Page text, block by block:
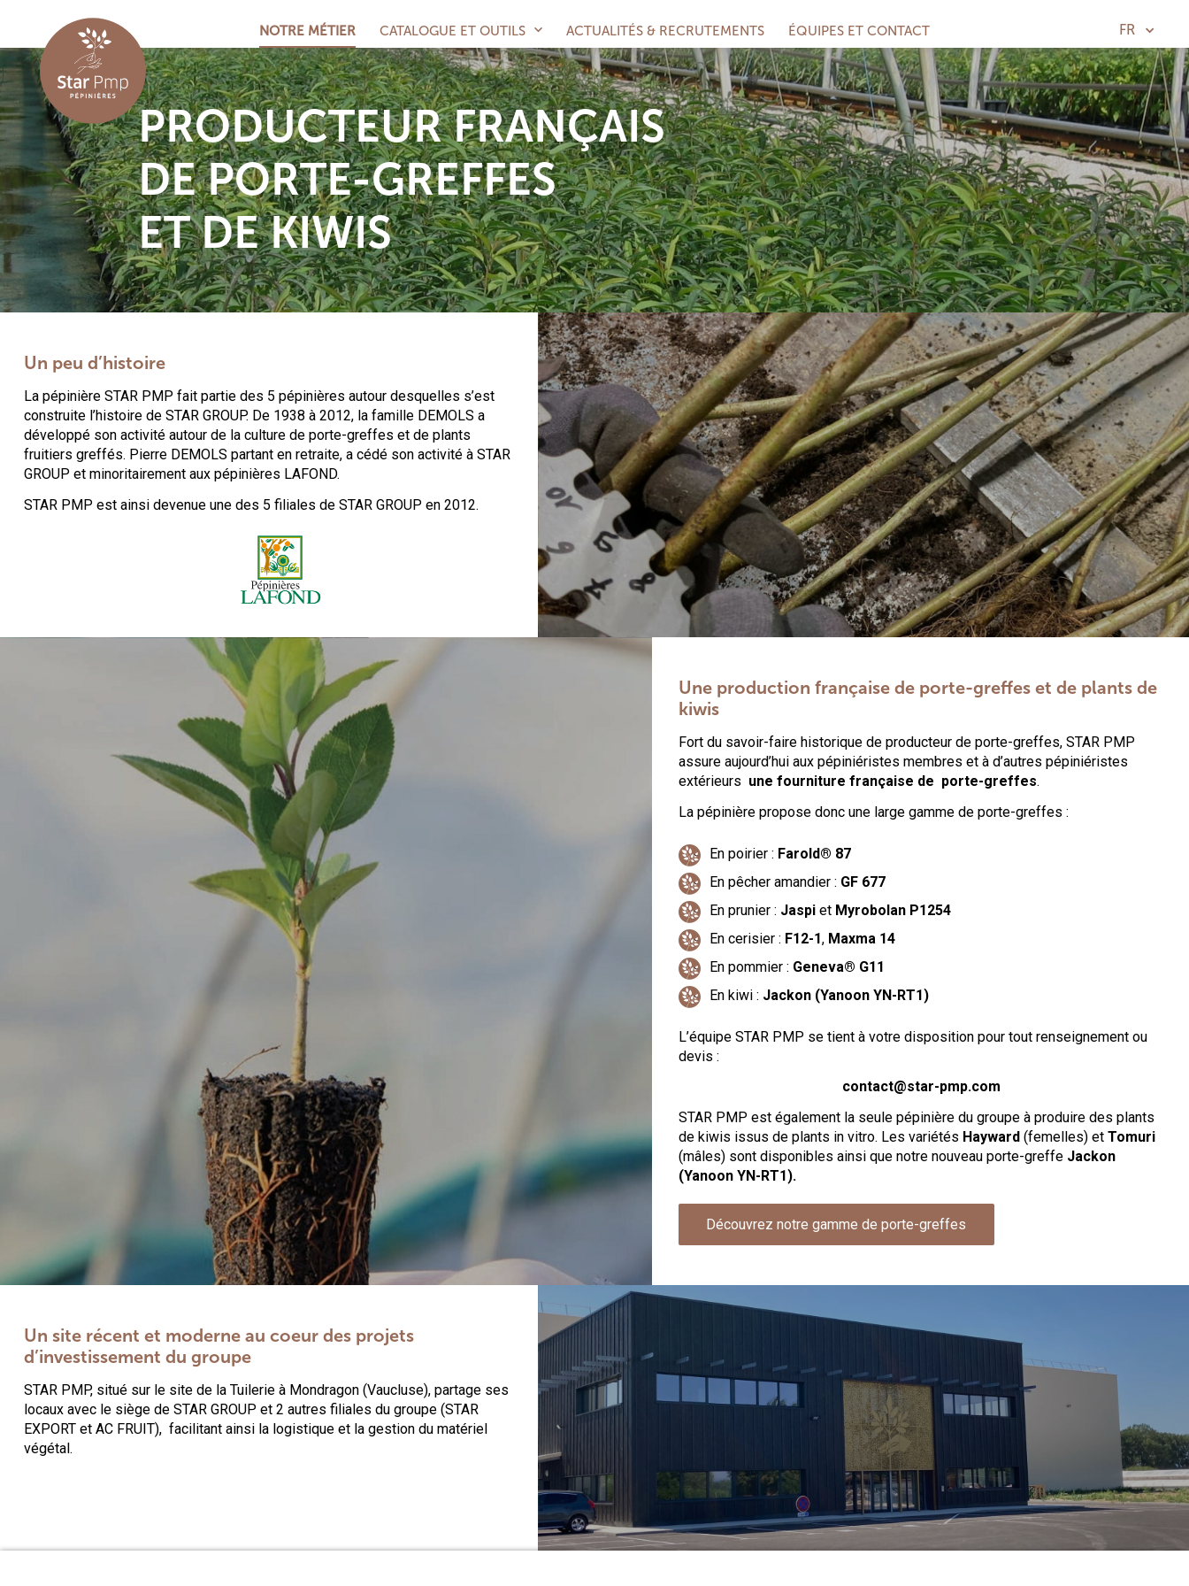
NOTRE MÉTIER CATALOGUE ET OUTILS
Nos Porte-Greffes
Tableaux de pollinisation
Calculateur de densité
ACTUALITÉS & RECRUTEMENTS ÉQUIPES ET CONTACT FR
PRODUCTEUR FRANÇAIS
DE PORTE-GREFFES
ET DE KIWIS
Un peu d’histoire
La pépinière STAR PMP fait partie des 5 pépinières autour desquelles s’est
construite l’histoire de STAR GROUP. De 1938 à 2012, la famille DEMOLS a
développé son activité autour de la culture de porte-greffes et de plants
fruitiers greffés. Pierre DEMOLS partant en retraite, a cédé son activité à STAR
GROUP et minoritairement aux pépinières LAFOND.
STAR PMP est ainsi devenue une des 5 filiales de STAR GROUP en 2012.
Une production française de porte-greffes et de plants de
kiwis
Fort du savoir-faire historique de producteur de porte-greffes, STAR PMP
assure aujourd’hui aux pépiniéristes membres et à d’autres pépiniéristes
extérieurs une fourniture française de porte-greffes.
La pépinière propose donc une large gamme de porte-greffes :
En poirier : Farold® 87
En pêcher amandier : GF 677
En prunier : Jaspiet Myrobolan P1254
En cerisier : F12-1, Maxma 14
En pommier : Geneva® G11
En kiwi : Jackon (Yanoon YN-RT1)
L’équipe STAR PMP se tient à votre disposition pour tout renseignement ou
devis :
contact@star-pmp.com
STAR PMP est également la seule pépinière du groupe à produire des plants
de kiwis issus de plants in vitro. Les variétés Hayward (femelles) et Tomuri
(mâles) sont disponibles ainsi que notre nouveau porte-greffe Jackon
(Yanoon YN-RT1).
Découvrez notre gamme de porte-greffes
Un site récent et moderne au coeur des projets
d’investissement du groupe
STAR PMP, situé sur le site de la Tuilerie à Mondragon (Vaucluse), partage ses
locaux avec le siège de STAR GROUP et 2 autres filiales du groupe (STAR
EXPORT et AC FRUIT), facilitant ainsi la logistique et la gestion du matériel
végétal.